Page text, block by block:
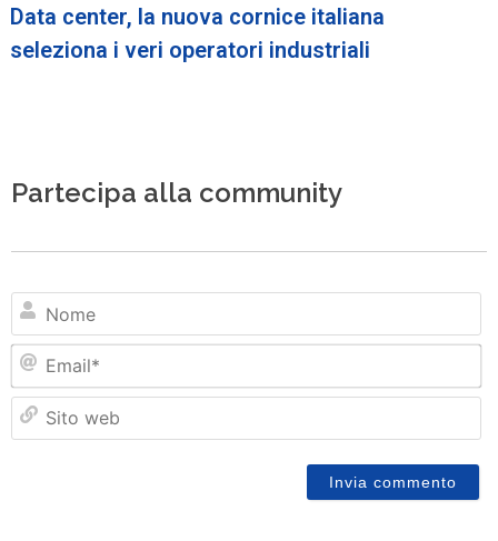
Data center, la nuova cornice italiana
seleziona i veri operatori industriali
Partecipa alla community